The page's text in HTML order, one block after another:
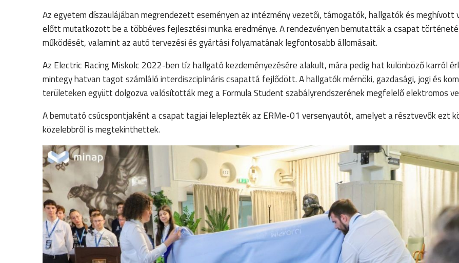
Az egyetem díszaulájában megrendezett eseményen az intézmény vezetői, támogatók, hallgatók és meghívott
előtt mutatkozott be a többéves fejlesztési munka eredménye. A rendezvényen bemutatták a csapat
működését, valamint az autó tervezési és gyártási folyamatának legfontosabb állomásait.
Az Electric Racing Miskolc 2022-ben tíz hallgató kezdeményezésére alakult, mára pedig hat különböző karról
mintegy hatvan tagot számláló interdiszciplináris csapattá fejlődött. A hallgatók mérnöki, gazdasági, jogi és
területeken együtt dolgozva valósították meg a Formula Student szabályrendszerének megfelelő elektromos
A bemutató csúcspontjaként a csapat tagjai leleplezték az ERMe-01 versenyautót, amelyet a résztvevők ezt
közelebbről is megtekinthettek.